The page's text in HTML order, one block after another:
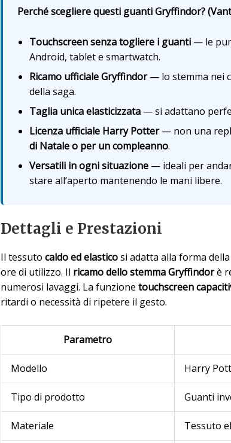
Perché scegliere questi guanti Gryffindor?
Touchscreen senza togliere i guanti— le
Android, tablet e smartwatch.
Ricamo ufficiale Gryffindor— lo stemma nei
della saga.
Taglia unica elasticizzata— si adattano
Licenza ufficiale Harry Potter— non una
di Natale o per un compleanno.
Versatili in ogni situazione— ideali per
stare all’aperto mantenendo le mani libere.
Dettagli e Prestazioni
Il tessuto caldo ed elasticosi adatta alla forma
ore di utilizzo. Il ricamo dello stemma Gryffindorè
numerosi lavaggi. La funzione touchscreen
ritardi o necessità di ripetere il gesto.
Parametro
Modello Harry
Tipo di prodotto Guanti
Materiale Tessuto